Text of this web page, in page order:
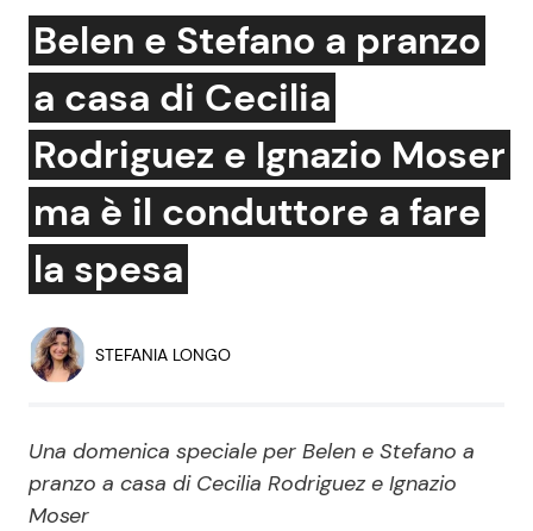
News e Cronaca
Attualità Italiana
Dal Mondo
Economia
Persone Scomparse
Gossip e TV
Bellezze VIP
Coppie VIP
Soap Opera
Belen e Stefano a pranzo
a casa di Cecilia
Rodriguez e Ignazio Moser
ma è il conduttore a fare
la spesa
STEFANIA LONGO
Una domenica speciale per Belen e Stefano a
pranzo a casa di Cecilia Rodriguez e Ignazio
Moser